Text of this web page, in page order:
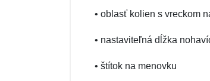
• oblasť kolien s vreckom
• nastaviteľná dĺžka
• štítok na menovku